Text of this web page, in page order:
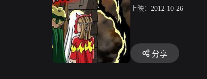
上映： 2012-10-26
分享